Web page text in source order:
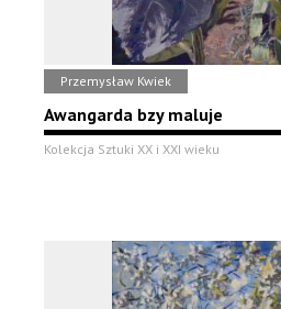
Przemysław Kwiek
Awangarda bzy maluje
Kolekcja Sztuki XX i XXI wieku